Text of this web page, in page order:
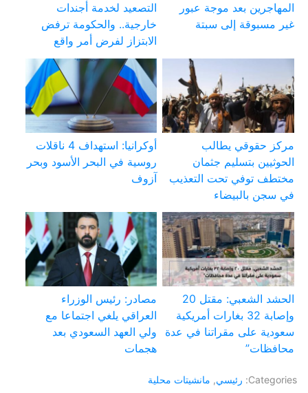
المهاجرين بعد موجة عبور
غير مسبوقة إلى سبتة
التصعيد لخدمة أجندات
خارجية.. والحكومة ترفض
الابتزاز لفرض أمر واقع
مركز حقوقي يطالب
الحوثيين بتسليم جثمان
مختطف توفي تحت التعذيب
في سجن بالبيضاء
أوكرانيا: استهداف 4 ناقلات
روسية في البحر الأسود وبحر
آزوف
الحشد الشعبي: مقتل 20
وإصابة 32 بغارات أمريكية
سعودية على مقراتنا في عدة
محافظات”
مصادر: رئيس الوزراء
العراقي يلغي اجتماعا مع
ولي العهد السعودي بعد
هجمات
Categories: رئيسي, مانشيتات محلية